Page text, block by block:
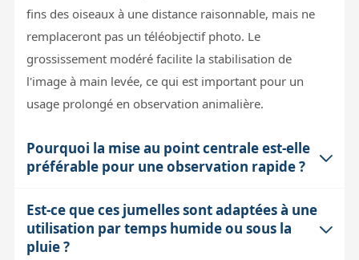
fins des oiseaux à une distance raisonnable, mais ne
remplaceront pas un téléobjectif photo. Le
grossissement modéré facilite la stabilisation de
l'image à main levée, ce qui est important pour un
usage prolongé en observation animalière.
Pourquoi la mise au point centrale est-elle
préférable pour une observation rapide ?
La molette de mise au point centrale permet un
réglage simultané des deux oculaires, ce qui simplifie
et accélère la netteté des images. Cela évite d'avoir à
Est-ce que ces jumelles sont adaptées à une
utilisation par temps humide ou sous la
pluie ?